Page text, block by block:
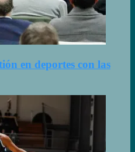
en deportes con las